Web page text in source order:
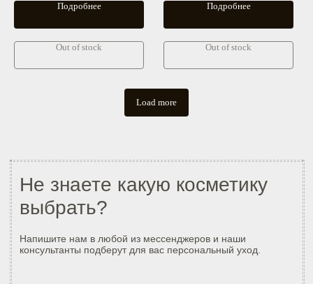
Подробнее
Out of stock
Подробнее
Out of stock
Load more